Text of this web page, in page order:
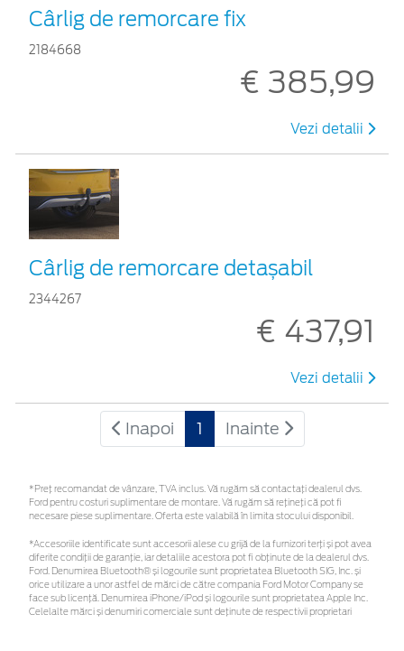
Cârlig de remorcare fix
2184668
€ 385,99
Vezi detalii
Cârlig de remorcare detașabil
2344267
€ 437,91
Vezi detalii
Inapoi 1 Inainte
*Preţ recomandat de vânzare, TVA inclus. Vă rugăm să contactaţi dealerul dvs.
Ford pentru costuri suplimentare de montare. Vă rugăm să rețineți că pot fi
necesare piese suplimentare. Oferta este valabilă în limita stocului disponibil.
*Accesoriile identificate sunt accesorii alese cu grijă de la furnizori terți și pot avea
diferite condiții de garanție, iar detaliile acestora pot fi obținute de la dealerul dvs.
Ford. Denumirea Bluetooth® și logourile sunt proprietatea Bluetooth SIG, Inc. și
orice utilizare a unor astfel de mărci de către compania Ford Motor Company se
face sub licență. Denumirea iPhone/iPod și logourile sunt proprietatea Apple Inc.
Celelalte mărci și denumiri comerciale sunt deținute de respectivii proprietari